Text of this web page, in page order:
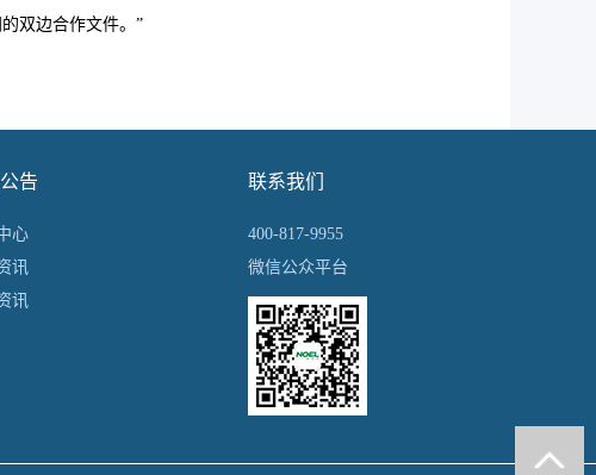
双边合作文件。”
告
心
讯
讯
联系我们
400-817-9955
微信公众平台